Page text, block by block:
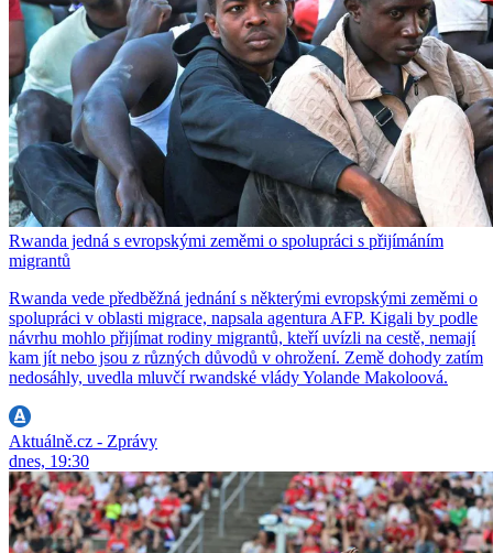
Rwanda jedná s evropskými zeměmi o spolupráci s přijímáním
migrantů
Rwanda vede předběžná jednání s některými evropskými zeměmi o
spolupráci v oblasti migrace, napsala agentura AFP. Kigali by podle
návrhu mohlo přijímat rodiny migrantů, kteří uvízli na cestě, nemají
kam jít nebo jsou z různých důvodů v ohrožení. Země dohody zatím
nedosáhly, uvedla mluvčí rwandské vlády Yolande Makoloová.
Aktuálně.cz - Zprávy
dnes, 19:30